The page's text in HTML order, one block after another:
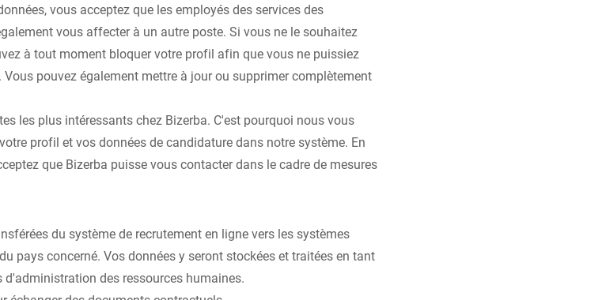
vous acceptez que les employés des services des
vous affecter à un autre poste. Si vous ne le souhaitez
à tout moment bloquer votre profil afin que vous ne puissiez
pouvez également mettre à jour ou supprimer complètement
les plus intéressants chez Bizerba. C'est pourquoi nous vous
profil et vos données de candidature dans notre système. En
que Bizerba puisse vous contacter dans le cadre de mesures
du système de recrutement en ligne vers les systèmes
pays concerné. Vos données y seront stockées et traitées en tant
des ressources humaines.